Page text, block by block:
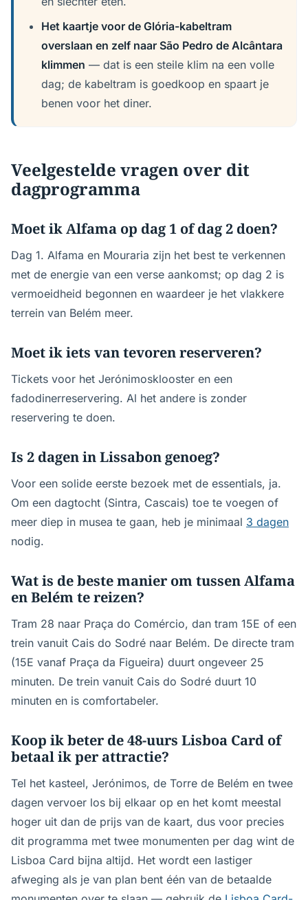
Het kaartje voor de Glória-kabeltram
overslaan en zelf naar São Pedro de Alcântara
klimmen — dat is een steile klim na een volle
dag; de kabeltram is goedkoop en spaart je
benen voor het diner.
Veelgestelde vragen over dit
dagprogramma
Moet ik Alfama op dag 1 of dag 2 doen?
Dag 1. Alfama en Mouraria zijn het best te verkennen
met de energie van een verse aankomst; op dag 2 is
vermoeidheid begonnen en waardeer je het vlakkere
terrein van Belém meer.
Moet ik iets van tevoren reserveren?
Tickets voor het Jerónimosklooster en een
fadodinerreservering. Al het andere is zonder
reservering te doen.
Is 2 dagen in Lissabon genoeg?
Voor een solide eerste bezoek met de essentials, ja.
Om een dagtocht (Sintra, Cascais) toe te voegen of
meer diep in musea te gaan, heb je minimaal 3 dagen
nodig.
Wat is de beste manier om tussen Alfama
en Belém te reizen?
Tram 28 naar Praça do Comércio, dan tram 15E of een
trein vanuit Cais do Sodré naar Belém. De directe tram
(15E vanaf Praça da Figueira) duurt ongeveer 25
minuten. De trein vanuit Cais do Sodré duurt 10
minuten en is comfortabeler.
Koop ik beter de 48-uurs Lisboa Card of
betaal ik per attractie?
Tel het kasteel, Jerónimos, de Torre de Belém en twee
dagen vervoer los bij elkaar op en het komt meestal
hoger uit dan de prijs van de kaart, dus voor precies
dit programma met twee monumenten per dag wint de
Lisboa Card bijna altijd. Het wordt een lastiger
afweging als je van plan bent één van de betaalde